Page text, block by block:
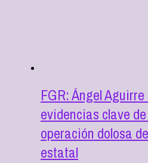
FGR: Ángel
evidencias clave
operación dolosa
estatal